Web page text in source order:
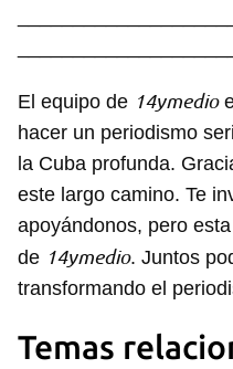
El equipo de 14ymedio
hacer un periodismo
la Cuba profunda.
este largo camino. Te
apoyándonos, pero
de 14ymedio. Juntos
transformando el
Temas